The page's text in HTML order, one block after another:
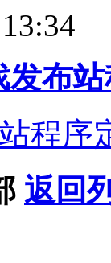
发布
程序
返回